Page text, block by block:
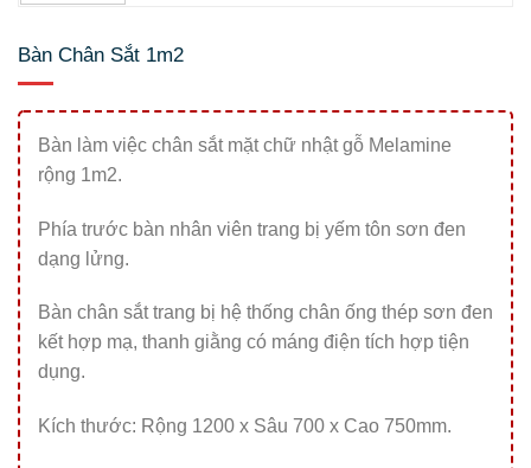
Bàn Chân Sắt 1m2
Bàn làm việc chân sắt mặt chữ nhật gỗ Melamine
rộng 1m2.
Phía trước bàn nhân viên trang bị yếm tôn sơn đen
dạng lửng.
Bàn chân sắt trang bị hệ thống chân ống thép sơn đen
kết hợp mạ, thanh giằng có máng điện tích hợp tiện
dụng.
Kích thước: Rộng 1200 x Sâu 700 x Cao 750mm.